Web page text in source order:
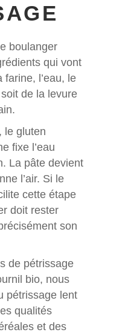
boulanger
qui vont
l’eau, le
de la levure
le gluten
fixe l’eau
La pâte devient
l’air. Si le
cette étape
doit rester
son
de pétrissage
bio, nous
pétrissage lent
qualités
et des